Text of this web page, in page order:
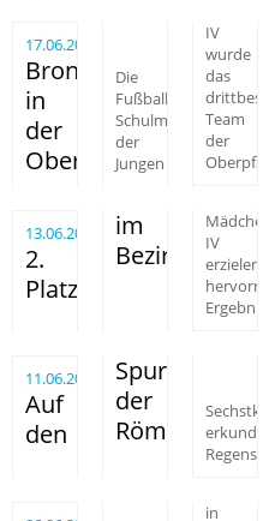
17.06.2025
Bronze
in
der
Die
Fußball-
Schulmannschaft
der
Jungen
IV
wurde
das
drittbeste
Team
der
13.06.2025
2.
Platz
im
Bezirksfinale
IV
erzielen
Ergebnis
11.06.2025
Auf
den
Spuren
der
Römer
in